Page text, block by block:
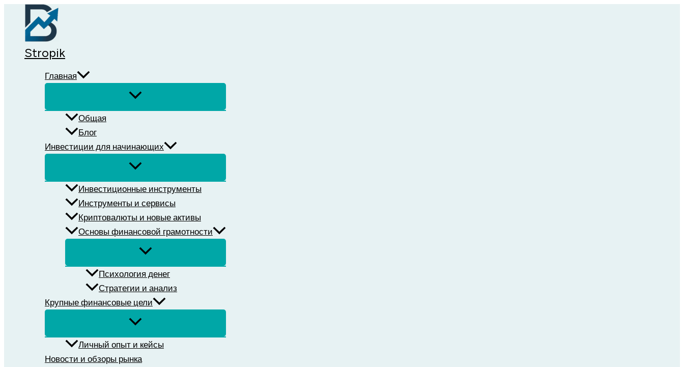
Перейти
содержимому
Stropik
Главная
Общая
Блог
Инвестиции для начинающих
Инвестиционные инструменты
Инструменты и сервисы
Криптовалюты и новые активы
Основы финансовой грамотности
Психология денег
Стратегии и анализ
Крупные финансовые цели
Личный опыт и кейсы
Новости и обзоры рынка